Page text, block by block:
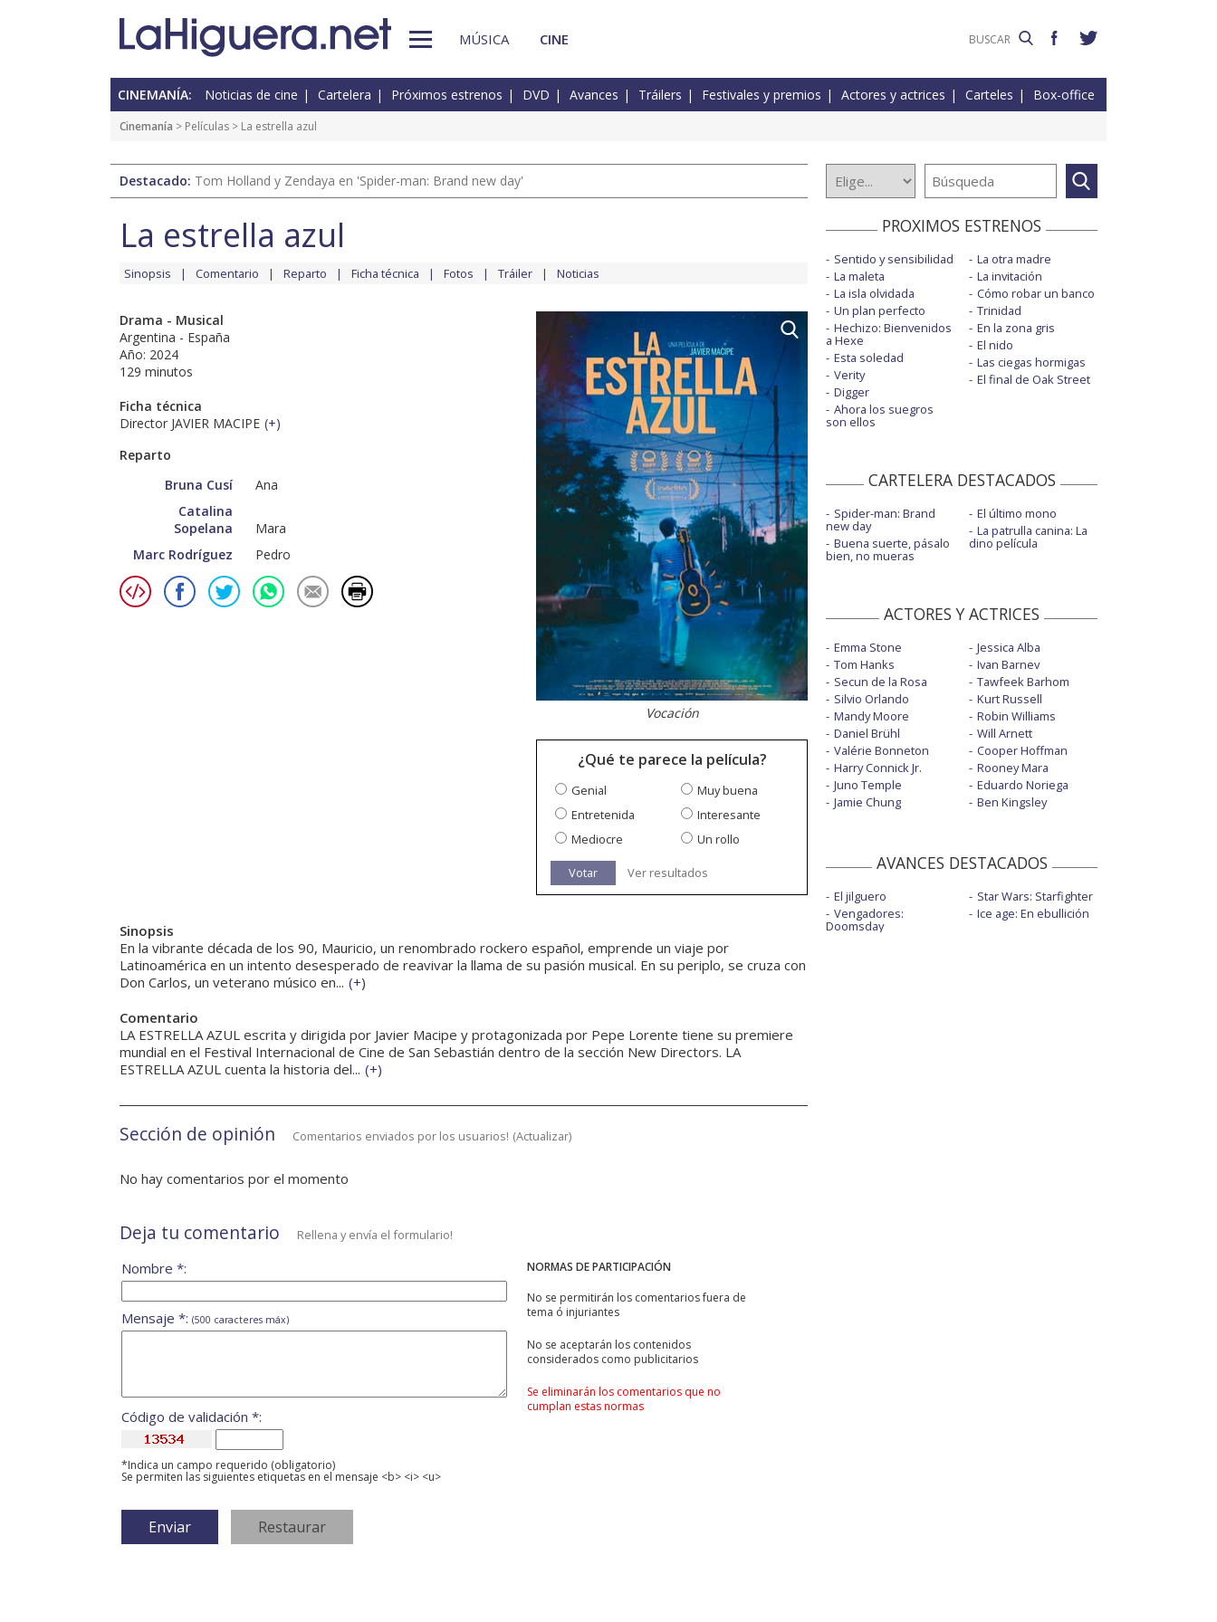
MÚSICA CINE
CINEMANÍA: Noticias de cine Cartelera Próximos estrenos DVD Avances Tráilers Festivales y premios Actores y actrices Carteles Box-office
Cinemanía > Películas > La estrella azul
Destacado: Tom Holland y Zendaya en 'Spider-man: Brand new day'
La estrella azul
Sinopsis Comentario Reparto Ficha técnica Fotos Tráiler Noticias
Drama - Musical
Argentina - España
Año: 2024
129 minutos
Ficha técnica
Director JAVIER MACIPE (+)
Reparto
Bruna Cusí
Ana
Catalina
Sopelana
Mara
Marc Rodríguez
Pedro
Vocación
¿Qué te parece la película?
Genial
Muy buena
Entretenida
Interesante
Mediocre
Un rollo
Votar Ver resultados
Sinopsis
En la vibrante década de los 90, Mauricio, un renombrado rockero español, emprende un viaje por
Latinoamérica en un intento desesperado de reavivar la llama de su pasión musical. En su periplo, se cruza con
Don Carlos, un veterano músico en... (+)
Comentario
LA ESTRELLA AZUL escrita y dirigida por Javier Macipe y protagonizada por Pepe Lorente tiene su premiere
mundial en el Festival Internacional de Cine de San Sebastián dentro de la sección New Directors. LA
ESTRELLA AZUL cuenta la historia del... (+)
Sección de opinión Comentarios enviados por los usuarios! (Actualizar)
No hay comentarios por el momento
Deja tu comentario Rellena y envía el formulario!
NORMAS DE PARTICIPACIÓN
No se permitirán los comentarios fuera de
tema ó injuriantes
No se aceptarán los contenidos
considerados como publicitarios
Se eliminarán los comentarios que no
cumplan estas normas
Nombre *:
Mensaje *: (500 caracteres máx)
Código de validación *:
*Indica un campo requerido (obligatorio)
Se permiten las siguientes etiquetas en el mensaje <b> <i> <u>
PROXIMOS ESTRENOS
Sentido y sensibilidad
La maleta
La isla olvidada
Un plan perfecto
Hechizo: Bienvenidos
a Hexe
Esta soledad
Verity
Digger
Ahora los suegros
son ellos
La otra madre
La invitación
Cómo robar un banco
Trinidad
En la zona gris
El nido
Las ciegas hormigas
El final de Oak Street
CARTELERA DESTACADOS
Spider-man: Brand
new day
Buena suerte, pásalo
bien, no mueras
El último mono
La patrulla canina: La
dino película
ACTORES Y ACTRICES
Emma Stone
Tom Hanks
Secun de la Rosa
Silvio Orlando
Mandy Moore
Daniel Brühl
Valérie Bonneton
Harry Connick Jr.
Juno Temple
Jamie Chung
Jessica Alba
Ivan Barnev
Tawfeek Barhom
Kurt Russell
Robin Williams
Will Arnett
Cooper Hoffman
Rooney Mara
Eduardo Noriega
Ben Kingsley
AVANCES DESTACADOS
El jilguero
Vengadores:
Doomsday
Star Wars: Starfighter
Ice age: En ebullición